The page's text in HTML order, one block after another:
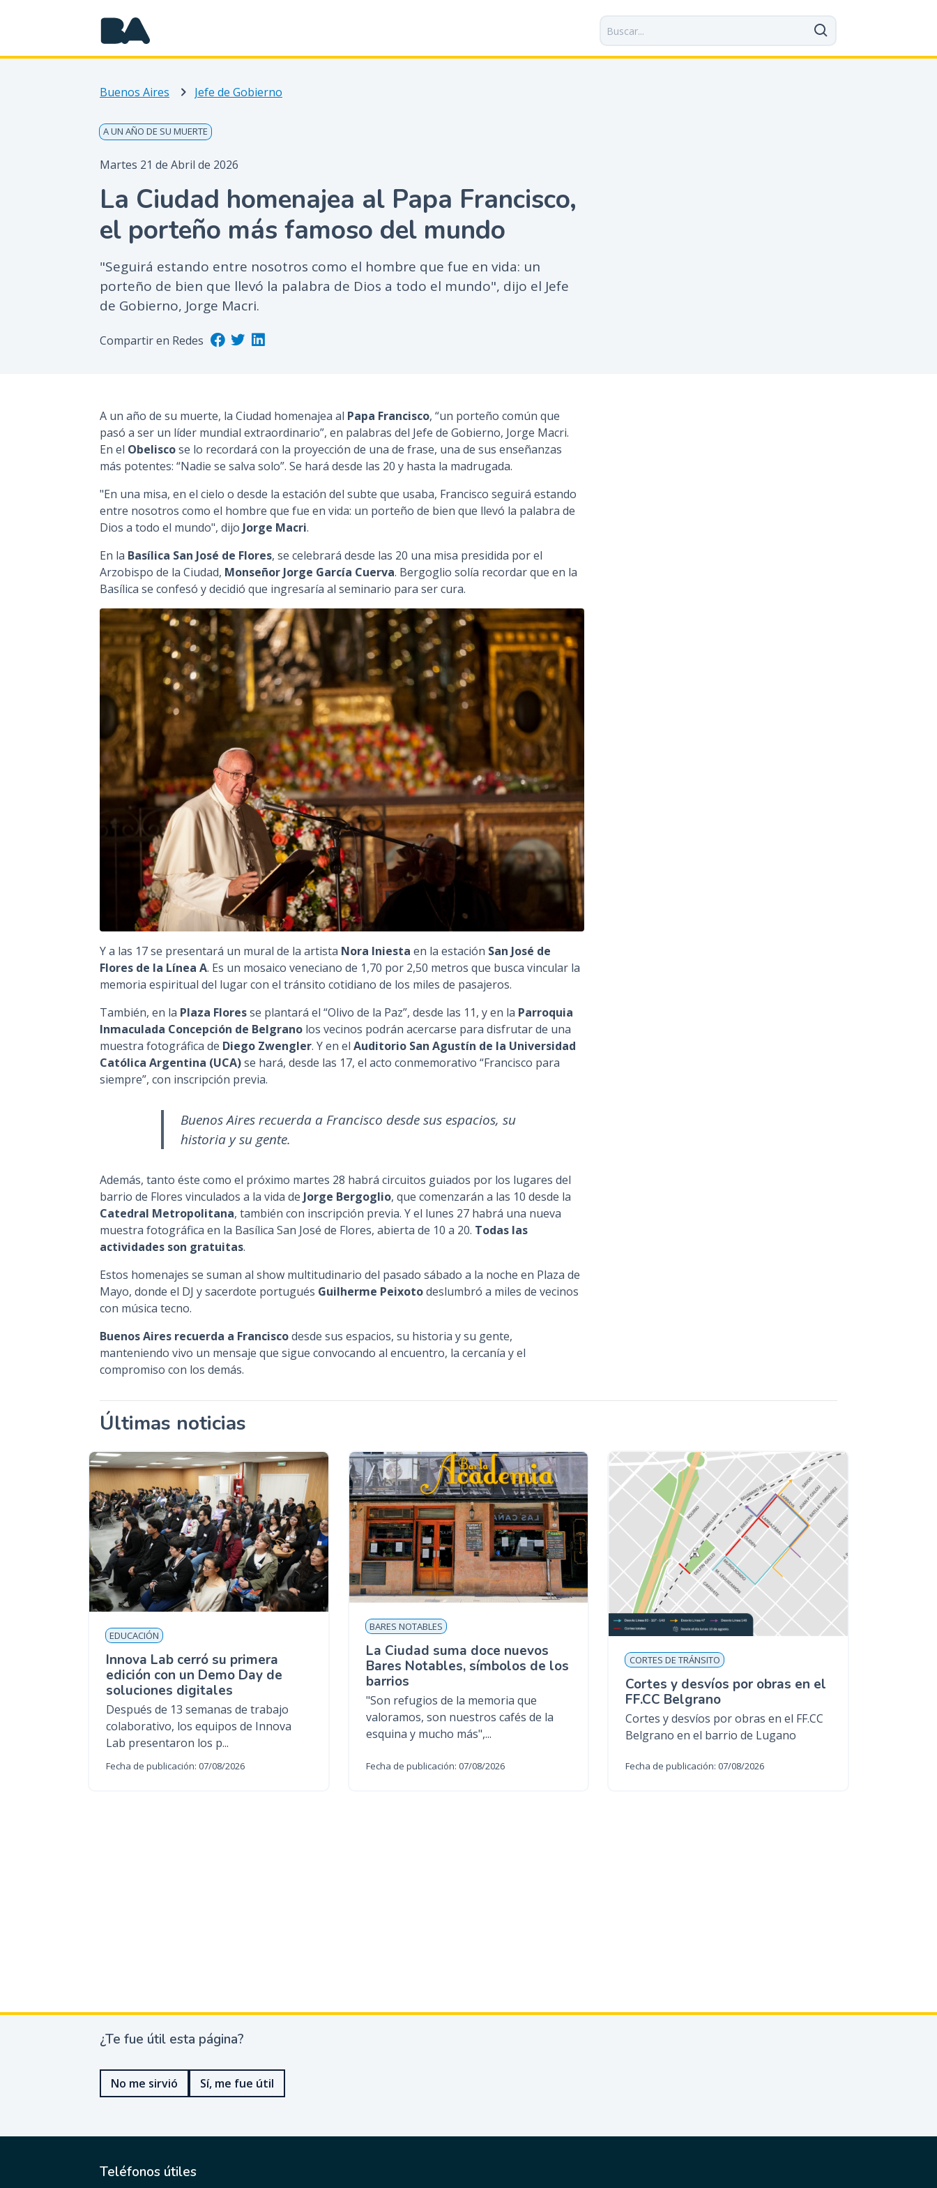
a
e
i
d
r
l
Buenos Aires Jefe de Gobierno
A UN AÑO DE SU MUERTE
Martes 21 de Abril de 2026
La Ciudad homenajea al Papa Francisco,
el porteño más famoso del mundo
"Seguirá estando entre nosotros como el hombre que fue en vida: un
porteño de bien que llevó la palabra de Dios a todo el mundo", dijo el Jefe
de Gobierno, Jorge Macri.
Compartir en Redes
A un año de su muerte, la Ciudad homenajea al Papa Francisco, “un porteño común que
pasó a ser un líder mundial extraordinario”, en palabras del Jefe de Gobierno, Jorge Macri.
En el Obeliscose lo recordará con la proyección de una de frase, una de sus enseñanzas
más potentes: “Nadie se salva solo”. Se hará desde las 20 y hasta la madrugada.
"En una misa, en el cielo o desde la estación del subte que usaba, Francisco seguirá estando
entre nosotros como el hombre que fue en vida: un porteño de bien que llevó la palabra de
Dios a todo el mundo", dijo Jorge Macri.
En la Basílica San José de Flores, se celebrará desde las 20 una misa presidida por el
Arzobispo de la Ciudad, Monseñor Jorge García Cuerva. Bergoglio solía recordar que en la
Basílica se confesó y decidió que ingresaría al seminario para ser cura.
Y a las 17 se presentará un mural de la artista Nora Iniesta en la estación San José de
Flores de la Línea A. Es un mosaico veneciano de 1,70 por 2,50 metros que busca vincular la
memoria espiritual del lugar con el tránsito cotidiano de los miles de pasajeros.
También, en la Plaza Floresse plantará el “Olivo de la Paz”, desde las 11, y en la Parroquia
Inmaculada Concepción de Belgrano los vecinos podrán acercarse para disfrutar de una
muestra fotográfica de Diego Zwengler. Y en el Auditorio San Agustín de la Universidad
Católica Argentina (UCA)se hará, desde las 17, el acto conmemorativo “Francisco para
siempre”, con inscripción previa.
Buenos Aires recuerda a Francisco desde sus espacios, su
historia y su gente.
Además, tanto éste como el próximo martes 28 habrá circuitos guiados por los lugares del
barrio de Flores vinculados a la vida de Jorge Bergoglio, que comenzarán a las 10 desde la
Catedral Metropolitana, también con inscripción previa. Y el lunes 27 habrá una nueva
muestra fotográfica en la Basílica San José de Flores, abierta de 10 a 20. Todas las
actividades son gratuitas.
Estos homenajes se suman al show multitudinario del pasado sábado a la noche en Plaza de
Mayo, donde el DJ y sacerdote portugués Guilherme Peixotodeslumbró a miles de vecinos
con música tecno.
Buenos Aires recuerda a Franciscodesde sus espacios, su historia y su gente,
manteniendo vivo un mensaje que sigue convocando al encuentro, la cercanía y el
compromiso con los demás.
Últimas noticias
EDUCACIÓN
Innova Lab cerró su primera
edición con un Demo Day de
soluciones digitales
Después de 13 semanas de trabajo
colaborativo, los equipos de Innova
Lab presentaron los p...
Fecha de publicación: 07/08/2026
BARES NOTABLES
La Ciudad suma doce nuevos
Bares Notables, símbolos de los
barrios
"Son refugios de la memoria que
valoramos, son nuestros cafés de la
esquina y mucho más",...
Fecha de publicación: 07/08/2026
CORTES DE TRÁNSITO
Cortes y desvíos por obras en el
FF.CC Belgrano
Cortes y desvíos por obras en el FF.CC
Belgrano en el barrio de Lugano
Fecha de publicación: 07/08/2026
¿
e
u
t
l
¿Te fue útil esta página?
No me sirvió Sí, me fue útil
Teléfonos útiles